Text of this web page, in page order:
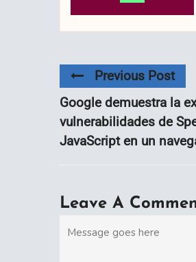
Previous Post
Google demuestra la
vulnerabilidades de
JavaScript en un
Leave A